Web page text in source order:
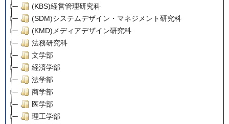
(KBS)経営管理研究科
(SDM)システムデザイン・マネジメント研究科
(KMD)メディアデザイン研究科
法務研究科
文学部
経済学部
法学部
商学部
医学部
理工学部